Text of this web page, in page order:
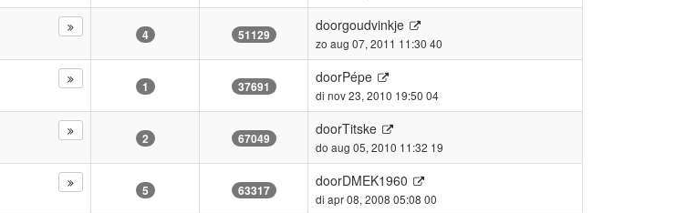
4 51129
doorgoudvinkje
zo aug 07, 2011 11:30 40
1 37691
doorPépe
di nov 23, 2010 19:50 04
2 67049
doorTitske
do aug 05, 2010 11:32 19
5 63317
doorDMEK1960
di apr 08, 2008 05:08 00